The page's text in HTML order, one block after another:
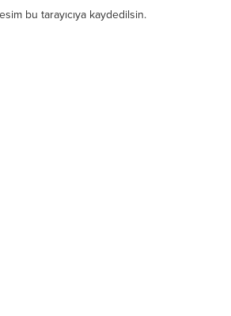
bu tarayıcıya kaydedilsin.